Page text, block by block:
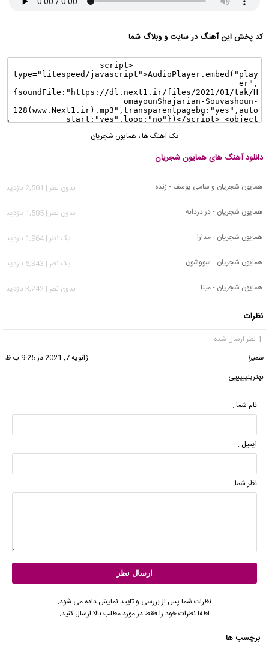
کد پخش این آهنگ در سایت و وبلاگ شما
تک آهنگ ها، همایون شجریان
دانلود آهنگ های همایون شجریان
همایون شجریان و سامی یوسف - زنده
بدون نظر | 2,501 بازدید
همایون شجریان - در دردانه
بدون نظر | 1,585 بازدید
همایون شجریان - مدارا
يک نظر | 1,964 بازدید
همایون شجریان - سووشون
يک نظر | 6,343 بازدید
همایون شجریان - مینا
بدون نظر | 3,242 بازدید
نظرات
1 نظر ارسال شده
سمیرا
ژانویه 7, 2021 در 9:25 ب.ظ
بهترینیییییی
نام شما :
ایمیل :
نظر شما:
نظرات شما پس از بررسی و تایید نمایش داده می شود.
لطفا نظرات خود را فقط در مورد مطلب بالا ارسال کنید.
برچسب ها